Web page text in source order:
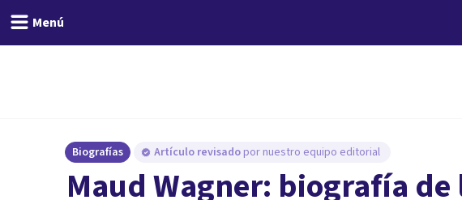
Menú
Biografías Artículo revisado por nuestro equipo editorial
Maud Wagner: biografía